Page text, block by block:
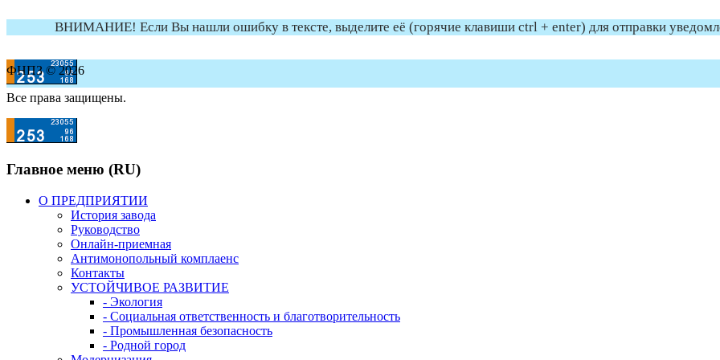
ВНИМАНИЕ! Если Вы нашли ошибку в тексте, выделите её (горячие клавиши ctrl + enter) для отправки
ФНПЗ © 2026
Все права защищены.
Главное меню (RU)
О ПРЕДПРИЯТИИ
История завода
Руководство
Онлайн-приемная
Антимонопольный комплаенс
Контакты
УСТОЙЧИВОЕ РАЗВИТИЕ
- Экология
- Социальная ответственность и благотворительность
- Промышленная безопасность
- Родной город